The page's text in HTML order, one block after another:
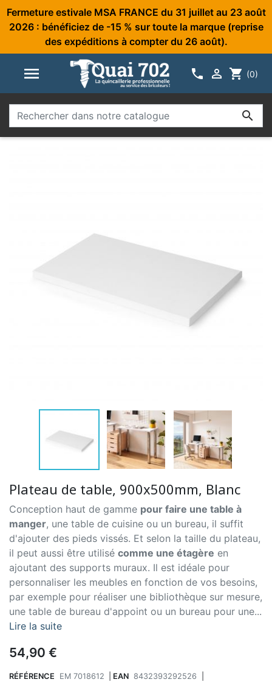
Fermeture estivale MSA FRANCE du 31 juillet au 23 août
2026 : bénéficiez de -15 % sur toute la marque (reprise
des expéditions à compter du 26 août).
   shopping_cart (0)

Plateau de table, 900x500mm, Blanc
Conception haut de gamme pour faire une table à
manger, une table de cuisine ou un bureau, il suffit
d'ajouter des pieds vissés. Et selon la taille du plateau,
il peut aussi être utilisé comme une étagère en
ajoutant des supports muraux. Il est idéale pour
personnaliser les meubles en fonction de vos besoins,
par exemple pour réaliser une bibliothèque sur mesure,
une table de bureau d'appoint ou un bureau pour une...
Lire la suite
54,90 €
RÉFÉRENCE EM 7018612 EAN 8432393292526